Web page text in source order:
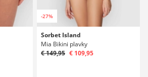
-27%
Sorbet Island
Mia Bikini plavky
€ 149,95 € 109,95